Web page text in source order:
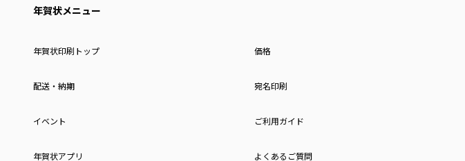
年賀状メニュー
年賀状印刷トップ 価格
配送・納期 宛名印刷
イベント ご利用ガイド
年賀状アプリ よくあるご質問